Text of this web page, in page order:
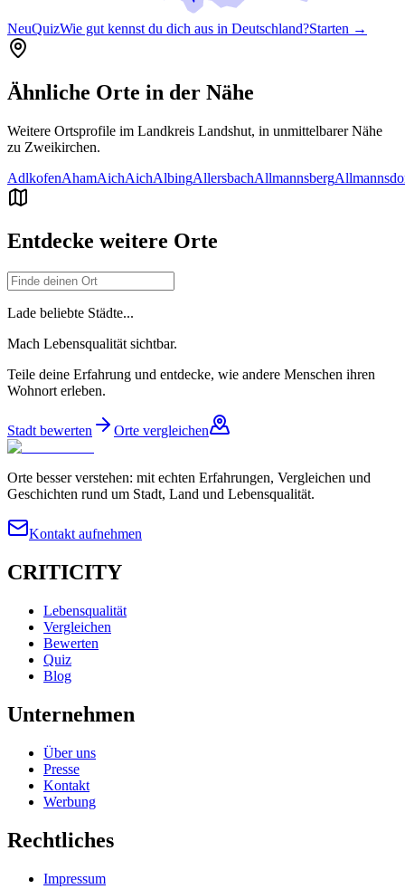
NeuQuizWie gut kennst du dich aus in Deutschland?Starten →
Ähnliche Orte in der Nähe
Weitere Ortsprofile im Landkreis Landshut, in unmittelbarer Nähe
zu Zweikirchen.
AdlkofenAhamAichAichAlbingAllersbachAllmannsberg
Entdecke weitere Orte
Lade beliebte Städte...
Mach Lebensqualität sichtbar.
Teile deine Erfahrung und entdecke, wie andere Menschen ihren
Wohnort erleben.
Stadt bewerten Orte vergleichen
Orte besser verstehen: mit echten Erfahrungen, Vergleichen und
Geschichten rund um Stadt, Land und Lebensqualität.
Kontakt aufnehmen
CRITICITY
Lebensqualität
Vergleichen
Bewerten
Quiz
Blog
Unternehmen
Über uns
Presse
Kontakt
Werbung
Rechtliches
Impressum